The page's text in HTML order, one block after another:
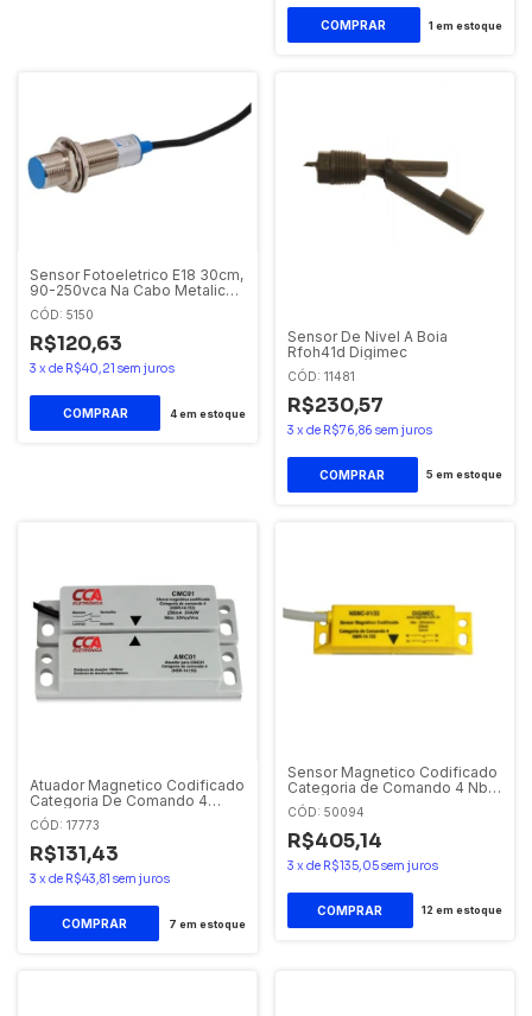
1 em estoque
Sensor Fotoeletrico E18 30cm,
90-250vca Na Cabo Metalico
Jng
CÓD: 5150
R$120,63
3 x de R$40,21 sem juros
4em estoque
Sensor De Nivel A Boia
Rfoh41d Digimec
CÓD: 11481
R$230,57
3 x de R$76,86 sem juros
5 em estoque
Atuador Magnetico Codificado
Categoria De Comando 4
Cmc01 Sensor + Atuador
250ma 30vcc/ca
CÓD: 17773
R$131,43
3 x de R$43,81 sem juros
7 em estoque
Sensor Magnetico Codificado
Categoria de Comando 4 Nbr-
14.153 2nf Nsmc/01-33
Digimec
CÓD: 50094
R$405,14
3 x de R$135,05sem juros
12 em estoque